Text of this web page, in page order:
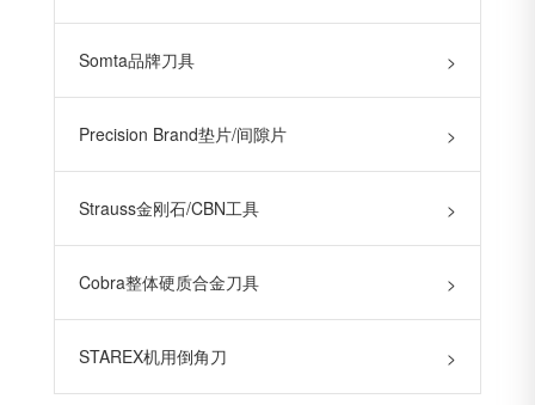
Somta品牌刀具 >
Precision Brand垫片/间隙片 >
Strauss金刚石/CBN工具 >
Cobra整体硬质合金刀具 >
STAREX机用倒角刀 >